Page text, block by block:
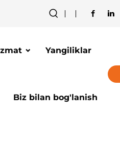
Yangiliklar
Biz bilan bog'lanish